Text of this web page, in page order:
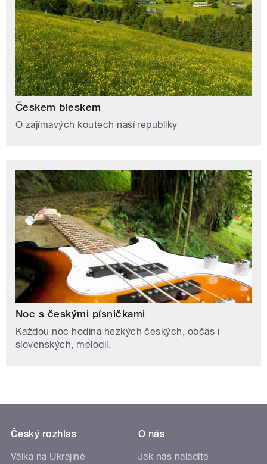
Českem bleskem
O zajímavých koutech naší republiky
Noc s českými písničkami
Každou noc hodina hezkých českých, občas i
slovenských, melodií.
Český rozhlas
Válka na Ukrajině
O nás
Jak nás naladíte